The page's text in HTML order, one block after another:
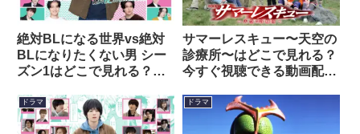
絶対BLになる世界vs絶対
BLになりたくない男 シー
ズン1はどこで見れる？今
ービスを紹介！
サマーレスキュー〜天空の
診療所〜はどこで見れる？
今すぐ視聴できる動画配信
ドラマ ドラマ